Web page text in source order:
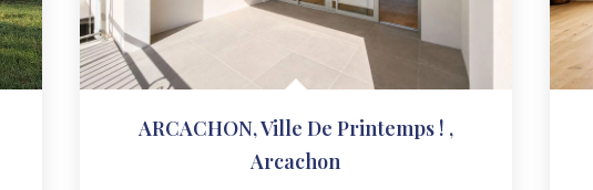
ARCACHON, Ville De Printemps ! ,
Arcachon